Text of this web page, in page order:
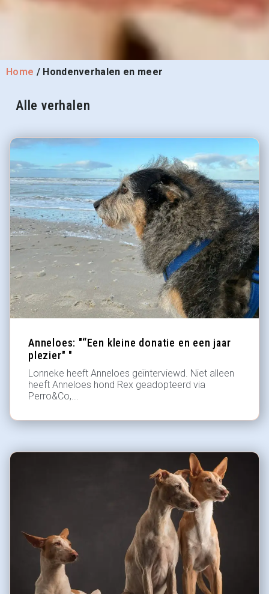
Home / Hondenverhalen en meer
Alle verhalen
Anneloes: "“Een kleine donatie en een jaar
plezier" "
Lonneke heeft Anneloes geïnterviewd. Niet alleen
heeft Anneloes hond Rex geadopteerd via
Perro&Co,...